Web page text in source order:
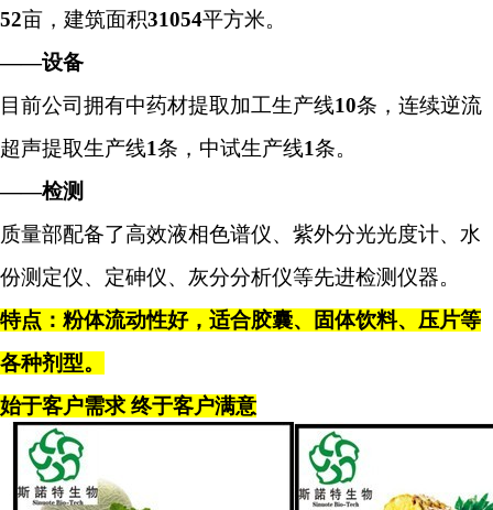
52亩，建筑面积31054平方米。
——设备
目前公司拥有中药材提取加工生产线10条，连续逆流
超声提取生产线1条，中试生产线1条。
——检测
质量部配备了高效液相色谱仪、紫外分光光度计、水
份测定仪、定砷仪、灰分分析仪等先进检测仪器。
特点：粉体流动性好，适合胶囊、固体饮料、压片等
各种剂型。
始于客户需求 终于客户满意